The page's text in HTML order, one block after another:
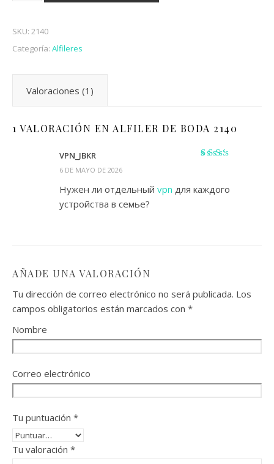
SKU: 2140
Categoría: Alfileres
Valoraciones (1)
1 VALORACIÓN EN ALFILER DE BODA 2140
VPN_JBKR
6 DE MAYO DE 2026
Нужен ли отдельный vpn для каждого
устройства в семье?
AÑADE UNA VALORACIÓN
Tu dirección de correo electrónico no será publicada. Los
campos obligatorios están marcados con *
Nombre
Correo electrónico
Tu puntuación *
Tu valoración *